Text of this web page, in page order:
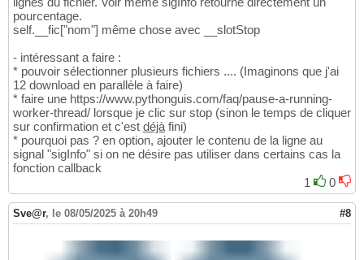
pourcentage.
self.__fic["nom"] même chose avec __slotStop
- intéressant a faire :
* pouvoir sélectionner plusieurs fichiers .... (Imaginons que j'ai
12 download en parallèle à faire)
* faire une https://www.pythonguis.com/faq/pause-a-running-
worker-thread/ lorsque je clic sur stop (sinon le temps de cliquer
sur confirmation et c'est déjà fini)
* pourquoi pas ? en option, ajouter le contenu de la ligne au
signal "sigInfo" si on ne désire pas utiliser dans certains cas la
fonction callback
1
0
Sve@r, le 08/05/2025 à 20h49 #8